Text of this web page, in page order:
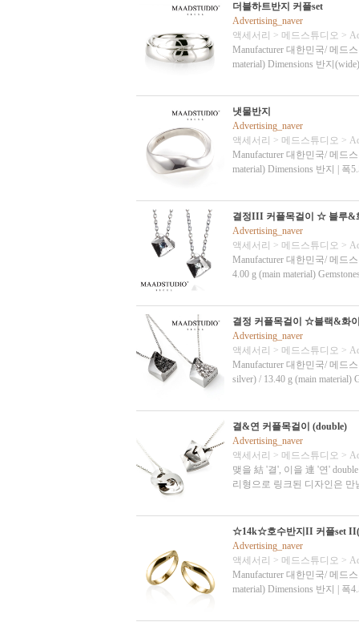
더블하트반지 커플set
Advertising_naver
액세서리 > 메드스튜디오 >
Manufacturer 대한민국/ 메드
material) Dimensions 반지
냇물반지
Advertising_naver
액세서리 > 메드스튜디오 >
Manufacturer 대한민국/ 메드
material) Dimensions 반지 | 폭
결정III 커플목걸이 ☆ 블루&
Advertising_naver
액세서리 > 메드스튜디오 >
Manufacturer 대한민국/ 메드스
4.00 g (main material)
결정 커플목걸이 ☆블랙&화
Advertising_naver
액세서리 > 메드스튜디오 >
Manufacturer 대한민국/ 메드스
silver) / 13.40 g (main material)
결&연 커플목걸이 (double)
Advertising_naver
액세서리 > 메드스튜디오 >
맺을 結 '결', 이을 連 '연'
리형으로 링크된 디자인은
☆14k☆호수반지II 커플set
Advertising_naver
액세서리 > 메드스튜디오 >
Manufacturer 대한민국/ 메드
material) Dimensions 반지 | 폭